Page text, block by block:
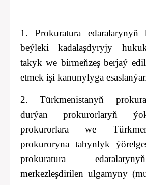
1. Prokuratura edaralarynyň
beýleki kadalaşdyryjy
takyk we birmeňzeş berjaý
etmek işi kanunylyga
2. Türkmenistanyň
durýan prokurorlaryň
prokurorlara we
prokuroryna tabynlyk
prokuratura
merkezleşdirilen ulgamyny